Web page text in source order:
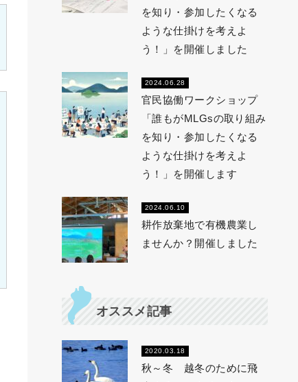
を知り・参加したくなる
ような仕掛けを考えよ
う！」を開催しました
2024.06.28
官民協働ワークショップ
「誰もがMLGsの取り組み
を知り・参加したくなる
ような仕掛けを考えよ
う！」を開催します
2024.06.10
耕作放棄地で有機農業し
ませんか？開催しました
オススメ記事
2020.03.18
秋～冬 越冬のために飛